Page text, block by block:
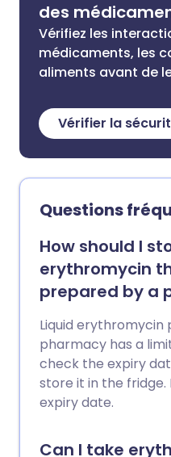
des
Vérifiez les
médicaments, les
aliments avant de
Vérifier la
Questions
How should I
erythromycin
prepared by a
Liquid erythromycin
pharmacy has a
check the expiry
store it in the
expiry date.
Can I take